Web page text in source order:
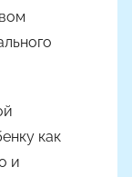
как
и